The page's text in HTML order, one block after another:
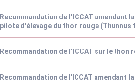
Recommandation de l’ICCAT amendant
pilote d'élevage du thon rouge (Thunnus
Recommandation de l’ICCAT sur le thon
Recommandation de l'ICCAT amendant